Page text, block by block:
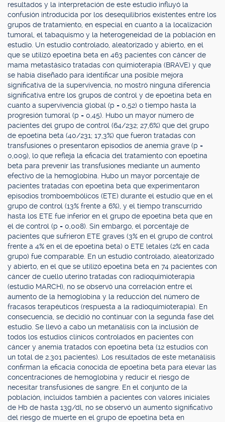
resultados y la interpretación de este estudio influyó la
confusión introducida por los desequilibrios existentes entre los
grupos de tratamiento, en especial en cuanto a la localización
tumoral, el tabaquismo y la heterogeneidad de la población en
estudio. Un estudio controlado, aleatorizado y abierto, en el
que se utilizó epoetina beta en 463 pacientes con cáncer de
mama metastásico tratadas con quimioterapia (BRAVE) y que
se había diseñado para identificar una posible mejora
significativa de la supervivencia, no mostró ninguna diferencia
significativa entre los grupos de control y de epoetina beta en
cuanto a supervivencia global (p = 0,52) o tiempo hasta la
progresión tumoral (p = 0,45). Hubo un mayor número de
pacientes del grupo de control (64/232; 27,6%) que del grupo
de epoetina beta (40/231; 17,3%) que fueron tratadas con
transfusiones o presentaron episodios de anemia grave (p =
0,009), lo que refleja la eficacia del tratamiento con epoetina
beta para prevenir las transfusiones mediante un aumento
efectivo de la hemoglobina. Hubo un mayor porcentaje de
pacientes tratadas con epoetina beta que experimentaron
episodios tromboembólicos (ETE) durante el estudio que en el
grupo de control (13% frente a 6%), y el tiempo transcurrido
hasta los ETE fue inferior en el grupo de epoetina beta que en
el de control (p = 0,008). Sin embargo, el porcentaje de
pacientes que sufrieron ETE graves (3% en el grupo de control
frente a 4% en el de epoetina beta) o ETE letales (2% en cada
grupo) fue comparable. En un estudio controlado, aleatorizado
y abierto, en el que se utilizó epoetina beta en 74 pacientes con
cáncer de cuello uterino tratadas con radioquimioterapia
(estudio MARCH), no se observó una correlación entre el
aumento de la hemoglobina y la reducción del número de
fracasos terapéuticos (respuesta a la radioquimioterapia). En
consecuencia, se decidió no continuar con la segunda fase del
estudio. Se llevó a cabo un metanálisis con la inclusión de
todos los estudios clínicos controlados en pacientes con
cáncer y anemia tratados con epoetina beta (12 estudios con
un total de 2.301 pacientes). Los resultados de este metanálisis
confirman la eficacia conocida de epoetina beta para elevar las
concentraciones de hemoglobina y reducir el riesgo de
necesitar transfusiones de sangre. En el conjunto de la
población, incluidos también a pacientes con valores iniciales
de Hb de hasta 13g/dl, no se observó un aumento significativo
del riesgo de muerte en el grupo de epoetina beta en